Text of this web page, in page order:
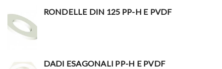
RONDELLE DIN 125 PP-H E PVDF
DADI ESAGONALI PP-H E PVDF